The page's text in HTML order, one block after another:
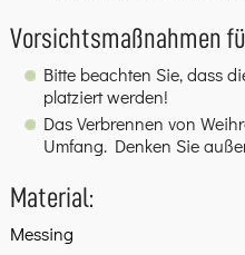
Vorsichtsmaßnahmen
Bitte beachten Sie, dass
platziert werden!
Das Verbrennen von
Umfang. Denken Sie
Material:
Messing